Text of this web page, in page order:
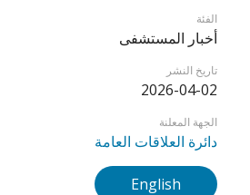
الفئة
أخبار المستشفى
تاريخ النشر
2026-04-02
الجهة المعلنة
دائرة العلاقات العامة
English